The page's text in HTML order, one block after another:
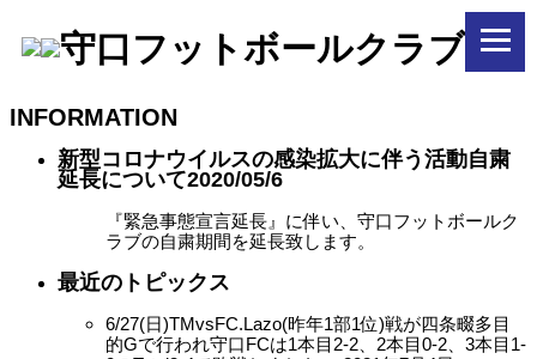
INFORMATION
新型コロナウイルスの感染拡大に伴う活動自粛
延長について2020/05/6
『緊急事態宣言延長』に伴い、守口フットボールク
ラブの自粛期間を延長致します。
最近のトピックス
6/27(日)TMvsFC.Lazo(昨年1部1位)戦が四条畷多目
的Gで行われ守口FCは1本目2-2、2本目0-2、3本目1-